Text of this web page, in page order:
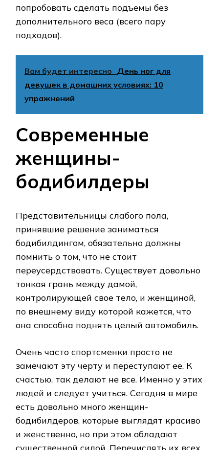
попробовать сделать подъемы без
дополнительного веса (всего пару
подходов).
Вам будет интересно День ног для
девушек в домашних условиях: 10
упражнений
Современные
женщины-
бодибилдеры
Представительницы слабого пола,
принявшие решение заниматься
бодибилдингом, обязательно должны
помнить о том, что не стоит
переусердствовать. Существует довольно
тонкая грань между дамой,
контролирующей свое тело, и женщиной,
по внешнему виду которой кажется, что
она способна поднять целый автомобиль.
Очень часто спортсменки просто не
замечают эту черту и переступают ее. К
счастью, так делают не все. Именно у этих
людей и следует учиться. Сегодня в мире
есть довольно много женщин-
бодибилдеров, которые выглядят красиво
и женственно, но при этом обладают